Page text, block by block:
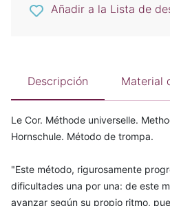
Añadir a la Lista de
Descripción Material
Le Cor. Méthode universelle.
Hornschule. Método de trompa.
"Este método, rigurosamente
dificultades una por una: de este
avanzar según su propio ritmo,